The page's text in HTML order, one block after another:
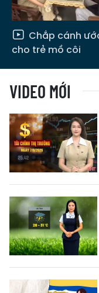
Chắp cánh
cho trẻ mồ côi
VIDEO MỚI